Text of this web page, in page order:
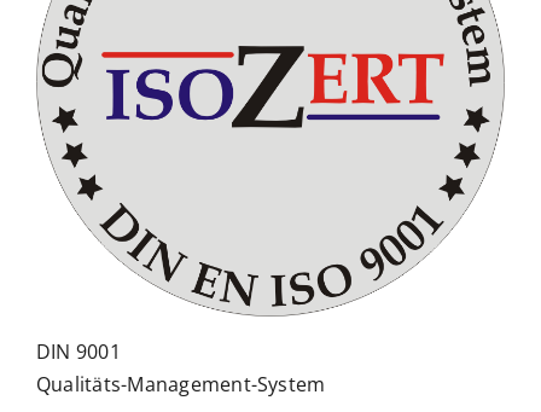
DIN 9001
Qualitäts-Management-System